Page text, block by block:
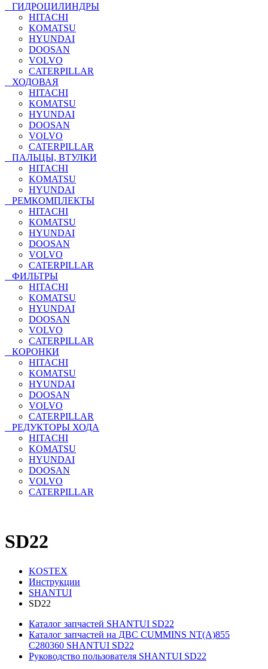
ГИДРОЦИЛИНДРЫ
HITACHI
KOMATSU
HYUNDAI
DOOSAN
VOLVO
CATERPILLAR
ХОДОВАЯ
HITACHI
KOMATSU
HYUNDAI
DOOSAN
VOLVO
CATERPILLAR
ПАЛЬЦЫ, ВТУЛКИ
HITACHI
KOMATSU
HYUNDAI
РЕМКОМПЛЕКТЫ
HITACHI
KOMATSU
HYUNDAI
DOOSAN
VOLVO
CATERPILLAR
ФИЛЬТРЫ
HITACHI
KOMATSU
HYUNDAI
DOOSAN
VOLVO
CATERPILLAR
КОРОНКИ
HITACHI
KOMATSU
HYUNDAI
DOOSAN
VOLVO
CATERPILLAR
РЕДУКТОРЫ ХОДА
HITACHI
KOMATSU
HYUNDAI
DOOSAN
VOLVO
CATERPILLAR
SD22
KOSTEX
Инструкции
SHANTUI
SD22
Каталог запчастей SHANTUI SD22
Каталог запчастей на ДВС CUMMINS NT(A)855
C280360 SHANTUI SD22
Руководство пользователя SHANTUI SD22